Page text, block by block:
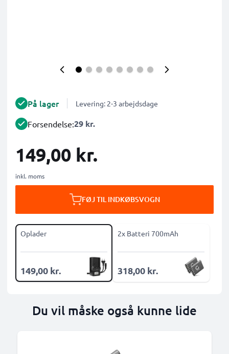
På lager Levering: 2-3 arbejdsdage
Forsendelse:29 kr.
149,00 kr.
inkl. moms
FØJ TIL INDKØBSVOGN
Oplader
149,00 kr.
2x Batteri 700mAh
318,00 kr.
Du vil måske også kunne lide